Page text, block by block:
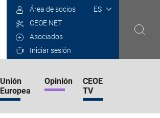
Select
Área de socios
CEOE NET
Asociados
Iniciar sesión
Unión
Europea
Opinión
CEOE
TV